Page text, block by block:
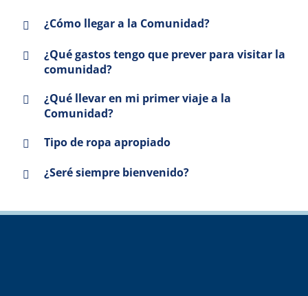
¿Cómo llegar a la Comunidad?
¿Qué gastos tengo que prever para visitar la
comunidad?
¿Qué llevar en mi primer viaje a la
Comunidad?
Tipo de ropa apropiado
¿Seré siempre bienvenido?